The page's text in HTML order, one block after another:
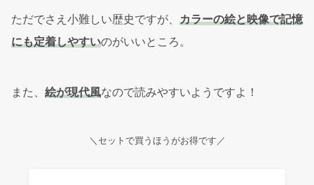
ただでさえ小難しい歴史ですが、 カラーの絵と映像で記憶
にも定着しやすいのがいいところ。
また、 絵が現代風なので読みやすいようですよ！
＼セットで買うほうがお得です／